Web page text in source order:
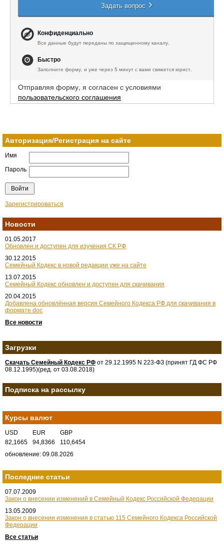
Задать вопрос
Конфиденциально
Все данные будут переданы по защищенному каналу.
Быстро
Заполните форму, и уже через 5 минут с вами свяжется юрист.
Отправляя форму, я согласен с условиями
пользовательского соглашения
Авторизация/Регистрация на сайте
Имя
Пароль
Зарегистрироваться
Новости
01.05.2017
Обновлен и доступен для изучения СК РФ
30.12.2015
Семейный Кодекс в новой редакции уже на сайте
13.07.2015
Семейный Кодекс обновлен и доступен для скачивания
20.04.2015
Добавлена обновлённая версия Семейного Кодекса РФ для скачивания в
формате doc
Все новости
Загрузки
Скачать Семейный Кодекс РФ от 29.12.1995 N 223-ФЗ (принят ГД ФС РФ
08.12.1995)(ред. от 03.08.2018)
Подписка на рассылку
Курсы валют
USD EUR
GBP
82,1665
94,8366
110,6454
обновление: 09.08.2026
Последние статьи
07.07.2009
Закон о внесении изменений в Семейный Кодекс Российской Федерации
13.05.2009
Закон о внесении изменения в статью 115 Семейного Кодекса Российской
Федерации
Все статьи